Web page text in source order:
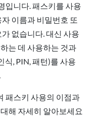
입니다. 패스키를 사용
이름과 비밀번호 또
없습니다. 대신 사용
는 데 사용하는 것과
식, PIN, 패턴)를 사용
패스키 사용의 이점과
해 자세히 알아보세요